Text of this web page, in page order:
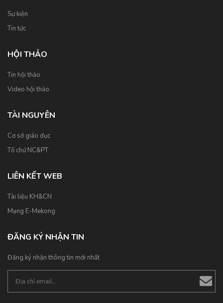
Sự kiện
Tin tức
HỘI THẢO
Tin hội thảo
Video hội thảo
TÀI NGUYÊN
Cơ sở giáo dục
Tổ chứ NC&PT
LIÊN KẾT WEB
Tài liệu KH&CN
Mạng E-Mekong
ĐĂNG KÝ NHẬN TIN
Đăng ký nhận thông tin mới nhất